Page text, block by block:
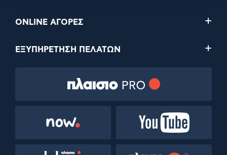
ONLINE ΑΓΟΡΕΣ
ΕΞΥΠΗΡΕΤΗΣΗ ΠΕΛΑΤΩΝ